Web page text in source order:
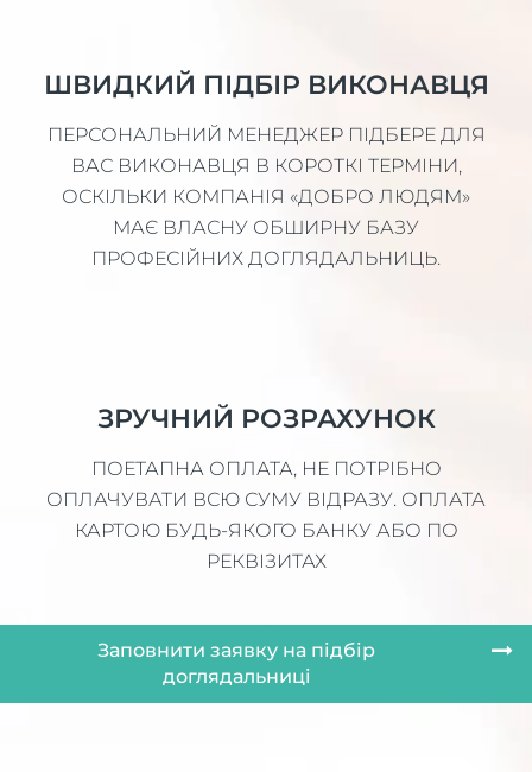
ШВИДКИЙ ПІДБІР ВИКОНАВЦЯ
ПЕРСОНАЛЬНИЙ МЕНЕДЖЕР ПІДБЕРЕ ДЛЯ
ВАС ВИКОНАВЦЯ В КОРОТКІ ТЕРМІНИ,
ОСКІЛЬКИ КОМПАНІЯ «ДОБРО ЛЮДЯМ»
МАЄ ВЛАСНУ ОБШИРНУ БАЗУ
ПРОФЕСІЙНИХ ДОГЛЯДАЛЬНИЦЬ.
ЗРУЧНИЙ РОЗРАХУНОК
ПОЕТАПНА ОПЛАТА, НЕ ПОТРІБНО
ОПЛАЧУВАТИ ВСЮ СУМУ ВІДРАЗУ. ОПЛАТА
КАРТОЮ БУДЬ-ЯКОГО БАНКУ АБО ПО
РЕКВІЗИТАХ
Заповнити заявку на підбір
доглядальниці